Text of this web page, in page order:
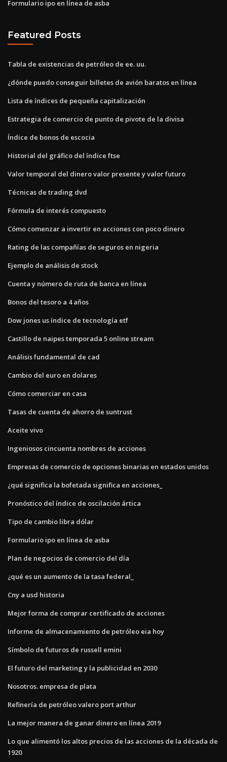
Formulario ipo en línea de asba
Featured Posts
Tabla de existencias de petróleo de ee. uu.
¿dónde puedo conseguir billetes de avión baratos en línea
Lista de índices de pequeña capitalización
Estrategia de comercio de punto de pivote de la divisa
Índice de bonos de escocia
Historial del gráfico del índice ftse
Valor temporal del dinero valor presente y valor futuro
Técnicas de trading dvd
Fórmula de interés compuesto
Cómo comenzar a invertir en acciones con poco dinero
Rating de las compañías de seguros en nigeria
Ejemplo de análisis de stock
Cuenta y número de ruta de banca en línea
Bonos del tesoro a 4 años
Dow jones us índice de tecnología etf
Castillo de naipes temporada 5 online stream
Análisis fundamental de cad
Cambio del euro en dolares
Cómo comerciar en casa
Tasas de cuenta de ahorro de suntrust
Aceite vivo
Ingeniosos cincuenta nombres de acciones
Empresas de comercio de opciones binarias en estados unidos
¿qué significa la bofetada significa en acciones_
Pronóstico del índice de oscilación ártica
Tipo de cambio libra dólar
Formulario ipo en línea de asba
Plan de negocios de comercio del día
¿qué es un aumento de la tasa federal_
Cny a usd historia
Mejor forma de comprar certificado de acciones
Informe de almacenamiento de petróleo eia hoy
Símbolo de futuros de russell emini
El futuro del marketing y la publicidad en 2030
Nosotros. empresa de plata
Refinería de petróleo valero port arthur
La mejor manera de ganar dinero en línea 2019
Lo que alimentó los altos precios de las acciones de la década de
1920